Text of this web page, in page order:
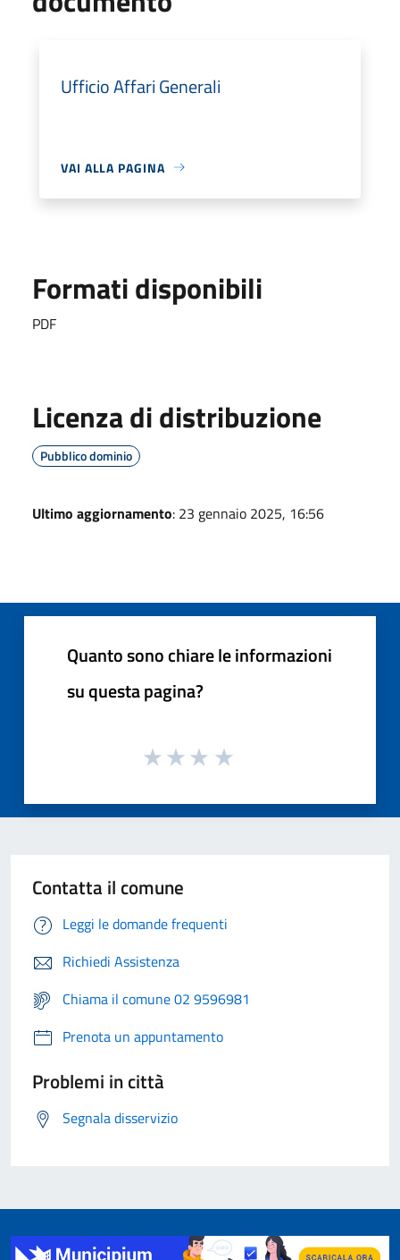
Ufficio Affari Generali
VAI ALLA PAGINA
Formati disponibili
PDF
Licenza di distribuzione
Pubblico dominio
Ultimo aggiornamento: 23 gennaio 2025, 16:56
Quanto sono chiare le informazioni
su questa pagina?
Contatta il comune
Leggi le domande frequenti
Richiedi Assistenza
Chiama il comune 02 9596981
Prenota un appuntamento
Problemi in città
Segnala disservizio